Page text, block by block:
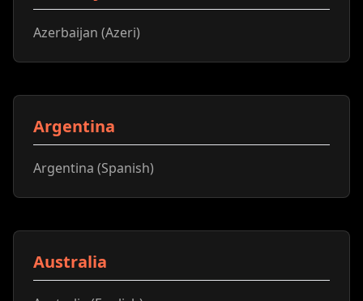
Azerbaijan (Azeri)
Argentina
Argentina (Spanish)
Australia